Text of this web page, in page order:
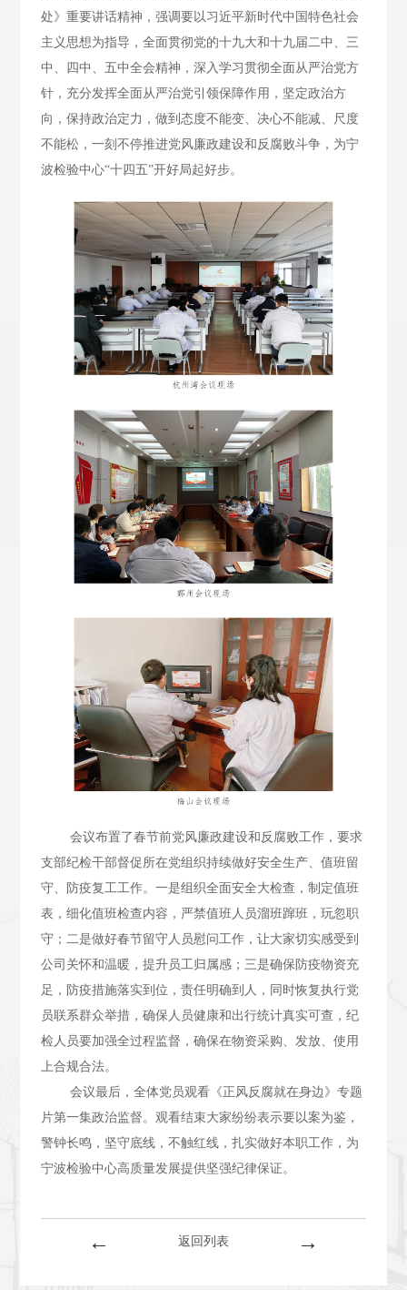
处》重要讲话精神，强调要以习近平新时代中国特色社会
主义思想为指导，全面贯彻党的十九大和十九届二中、三
中、四中、五中全会精神，深入学习贯彻全面从严治党方
针，充分发挥全面从严治党引领保障作用，坚定政治方
向，保持政治定力，做到态度不能变、决心不能减、尺度
不能松，一刻不停推进党风廉政建设和反腐败斗争，为宁
波检验中心“十四五”开好局起好步。
会议布置了春节前党风廉政建设和反腐败工作，要求
支部纪检干部督促所在党组织持续做好安全生产、值班留
守、防疫复工工作。一是组织全面安全大检查，制定值班
表，细化值班检查内容，严禁值班人员溜班蹿班，玩忽职
守；二是做好春节留守人员慰问工作，让大家切实感受到
公司关怀和温暖，提升员工归属感；三是确保防疫物资充
足，防疫措施落实到位，责任明确到人，同时恢复执行党
员联系群众举措，确保人员健康和出行统计真实可查，纪
检人员要加强全过程监督，确保在物资采购、发放、使用
上合规合法。
会议最后，全体党员观看《正风反腐就在身边》专题
片第一集政治监督。观看结束大家纷纷表示要以案为鉴，
警钟长鸣，坚守底线，不触红线，扎实做好本职工作，为
宁波检验中心高质量发展提供坚强纪律保证。
← 返回列表 →